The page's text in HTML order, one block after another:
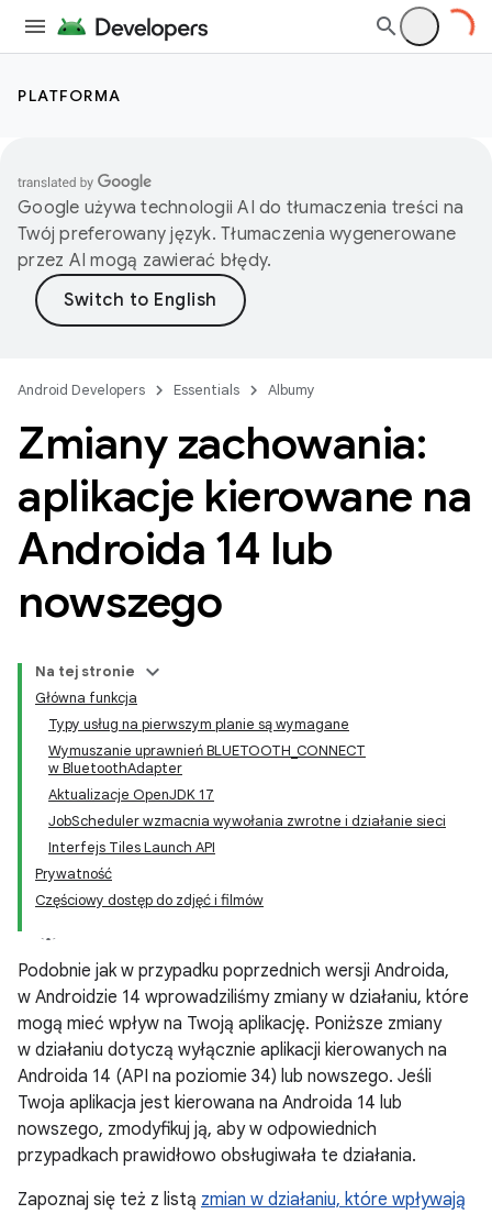
PLATFORMA
Google używa technologii AI do tłumaczenia treści na
Twój preferowany język. Tłumaczenia wygenerowane
przez AI mogą zawierać błędy.
Android Developers Essentials Albumy
Zmiany zachowania:
aplikacje kierowane na
Androida 14 lub
nowszego
Na tej stronie
Główna funkcja
Typy usług na pierwszym planie są wymagane
Wymuszanie uprawnień BLUETOOTH_CONNECT
w BluetoothAdapter
Aktualizacje OpenJDK 17
JobScheduler wzmacnia wywołania zwrotne i działanie sieci
Interfejs Tiles Launch API
Prywatność
Częściowy dostęp do zdjęć i filmów
Podobnie jak w przypadku poprzednich wersji Androida,
w Androidzie 14 wprowadziliśmy zmiany w działaniu, które
mogą mieć wpływ na Twoją aplikację. Poniższe zmiany
w działaniu dotyczą wyłącznie aplikacji kierowanych na
Androida 14 (API na poziomie 34) lub nowszego. Jeśli
Twoja aplikacja jest kierowana na Androida 14 lub
nowszego, zmodyfikuj ją, aby w odpowiednich
przypadkach prawidłowo obsługiwała te działania.
Zapoznaj się też z listą zmian w działaniu, które wpływają